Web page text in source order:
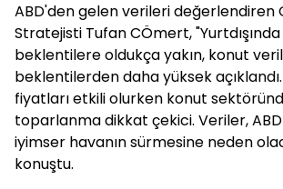
ABD'den gelen verileri değerlendiren
Stratejisti Tufan CÖmert, "Yurtdışında
beklentilere oldukça yakın, konut
beklentilerden daha yüksek açıklandı.
fiyatları etkili olurken konut
toparlanma dikkat çekici. Veriler,
iyimser havanın sürmesine neden
konuştu.